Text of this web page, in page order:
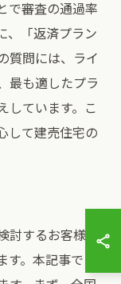
で審査の通過率
、「返済プラン
質問には、ライ
最も適したプラ
しています。こ
して建売住宅の
討するお客様に
す。本記事で